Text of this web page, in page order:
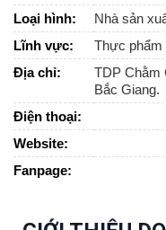
Loại hình:
Nhà sản
Lĩnh vực:
Thực phẩm
Địa chỉ:
TDP Chằm
Bắc Giang.
Điện thoại:
Website:
Fanpage: